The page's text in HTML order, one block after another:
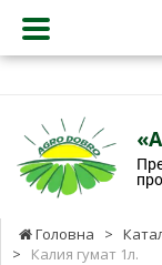
Головна >
>
Калия гумат 1л.